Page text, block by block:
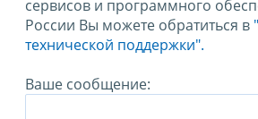
сервисов и программного
России Вы можете обратиться в
технической поддержки".
Ваше сообщение: